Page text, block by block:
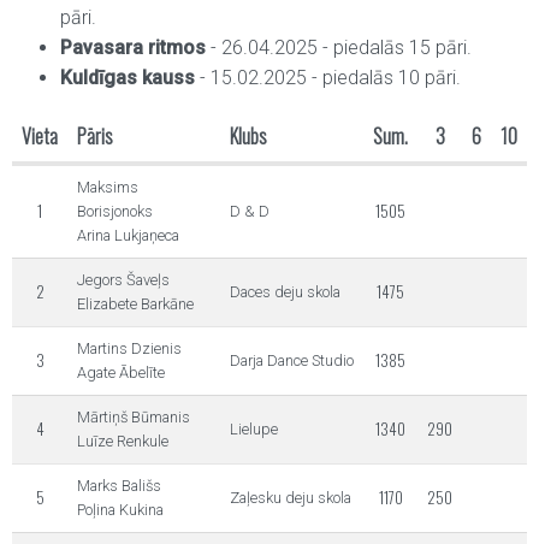
pāri.
Pavasara ritmos - 26.04.2025 - piedalās 15 pāri.
Kuldīgas kauss - 15.02.2025 - piedalās 10 pāri.
Vieta Pāris Klubs Sum. 3 6 10
1
Maksims
Borisjonoks
Arina Lukjaņeca
D & D 1505
2
Jegors Šaveļs
Elizabete Barkāne
Daces deju skola 1475
3
Martins Dzienis
Agate Ābelīte
Darja Dance Studio 1385
4
Mārtiņš Būmanis
Luīze Renkule
Lielupe 1340 290
5
Marks Bališs
Poļina Kukina
Zaļesku deju skola 1170 250